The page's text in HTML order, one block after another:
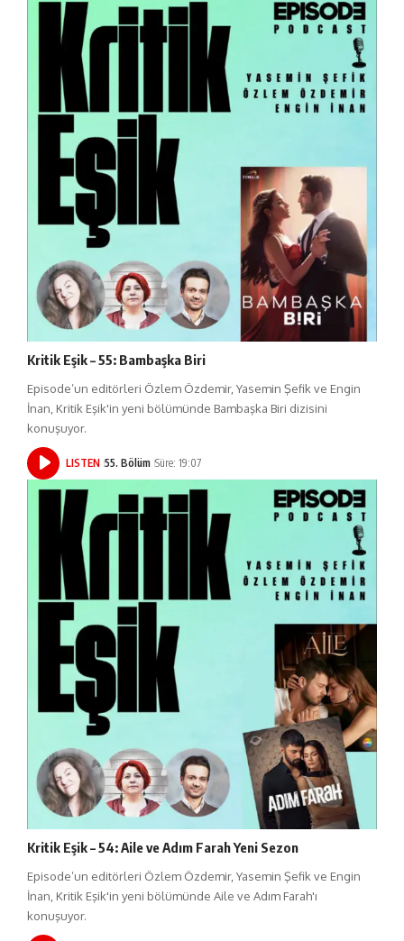
Kritik Eşik – 55: Bambaşka Biri
Episode’un editörleri Özlem Özdemir, Yasemin Şefik ve Engin
İnan, Kritik Eşik'in yeni bölümünde Bambaşka Biri dizisini
konuşuyor.
LISTEN 55. Bölüm Süre: 19:07
Kritik Eşik – 54: Aile ve Adım Farah Yeni Sezon
Episode’un editörleri Özlem Özdemir, Yasemin Şefik ve Engin
İnan, Kritik Eşik'in yeni bölümünde Aile ve Adım Farah'ı
konuşuyor.